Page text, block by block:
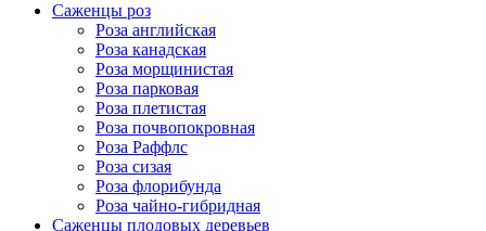
Саженцы роз
Роза английская
Роза канадская
Роза морщинистая
Роза парковая
Роза плетистая
Роза почвопокровная
Роза Раффлс
Роза сизая
Роза флорибунда
Роза чайно-гибридная
Саженцы плодовых деревьев